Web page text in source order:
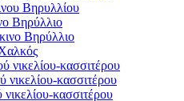
Βηρυλλίου
Βηρύλλιο
Βηρύλλιο
νικελίου-κασσιτέρου
νικελίου-κασσιτέρου
κασσιτέρου